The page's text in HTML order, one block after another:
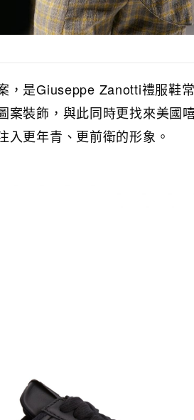
，是Giuseppe Zanotti禮服鞋
案裝飾，與此同時更找來美國
入更年青、更前衛的形象。